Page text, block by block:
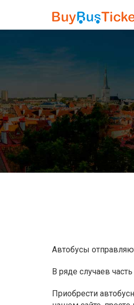
Автобусы
В ряде случаев
Приобрести